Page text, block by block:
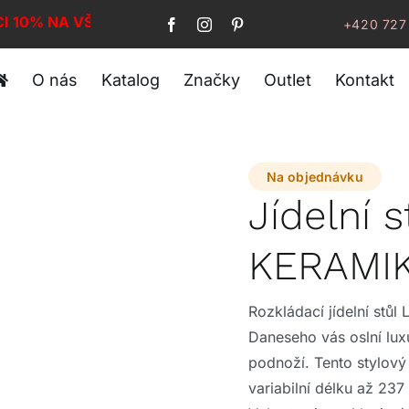
10% NA VŠE! +420
O nás Katalog Značky Outlet Kontakt
Na objednávku
Jídelní
Rozkládací jídelní stůl
Daneseho vás oslní
podnoží. Tento
variabilní délku až